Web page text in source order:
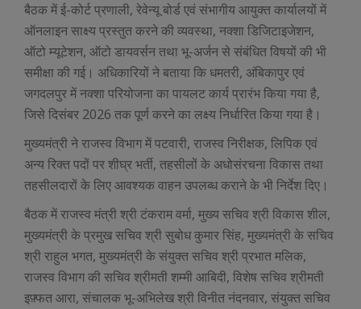
बैठक में ई-कोर्ट प्रणाली, रेवेन्यू बोर्ड एवं संभागीय आयुक्त कार्यालयों में
ऑनलाइन साक्ष्य प्रस्तुत करने की व्यवस्था, नक्शा डिजिटाइजेशन,
ऑटो म्यूटेशन, ऑटो डायवर्सन तथा भू-अर्जन से संबंधित विषयों की भी
समीक्षा की गई। अधिकारियों ने बताया कि धमतरी, अंबिकापुर एवं
जगदलपुर में नक्शा परियोजना का पायलट कार्य प्रारंभ किया गया है,
जिसे दिसंबर 2026 तक पूर्ण करने का लक्ष्य निर्धारित किया गया है।
मुख्यमंत्री ने राजस्व विभाग में पटवारी, राजस्व निरीक्षक, लिपिक एवं
अन्य रिक्त पदों पर शीघ्र भर्ती, तहसीलों के अधोसंरचना विकास तथा
तहसीलदारों के लिए आवश्यक वाहन उपलब्ध कराने के भी निर्देश दिए।
बैठक में राजस्व मंत्री श्री टंकराम वर्मा, मुख्य सचिव श्री विकास शील,
मुख्यमंत्री के प्रमुख सचिव श्री सुबोध कुमार सिंह, मुख्यमंत्री के सचिव
श्री राहुल भगत, मुख्यमंत्री के संयुक्त सचिव श्री प्रभात मलिक,
राजस्व विभाग की सचिव श्रीमती शम्मी आबिदी, विशेष सचिव श्रीमती
इफ़्फत आरा, संचालक भू-अभिलेख श्री विनीत नंदनवार, संयुक्त सचिव